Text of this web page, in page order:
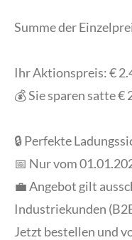
Summe der
Ihr Aktionspreis: €
💰 Sie sparen satte €
🔒 Perfekte
📅 Nur vom
💼 Angebot gilt
Industriekunden
Jetzt bestellen und